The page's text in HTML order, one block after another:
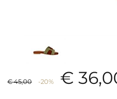
€ 45,00 -20% €